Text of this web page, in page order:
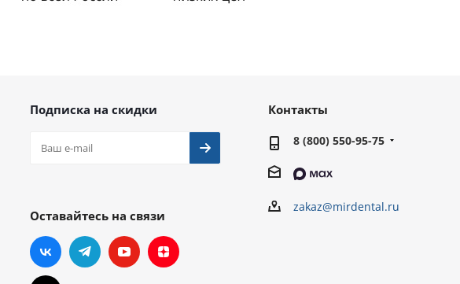
Подписка на скидки
Оставайтесь на связи
Контакты
8 (800) 550-95-75
zakaz@mirdental.ru